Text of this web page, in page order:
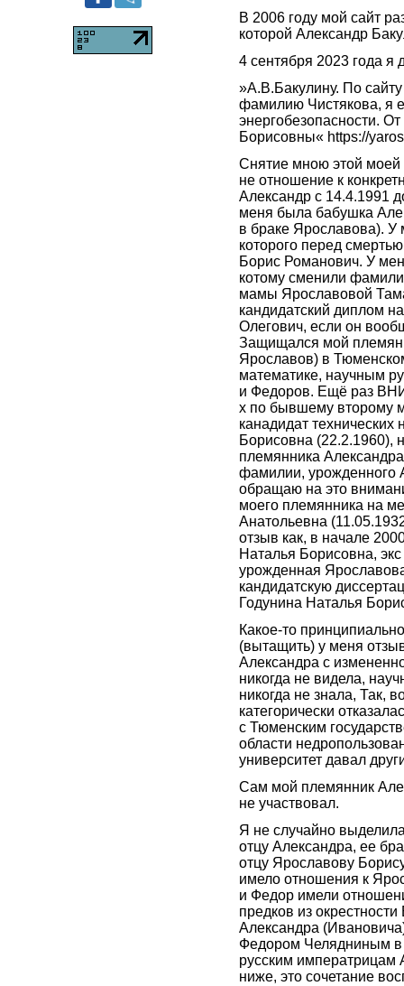
В 2006 году мой сайт
которой Александр
4 сентября 2023 года я
»А.В.Бакулину. По
фамилию Чистякова, я
энергобезопасности.
Борисовны« https://
Снятие мною этой моей
не отношение к
Александр с 14.4.1991
меня была бабушка
в браке Ярославова). У
которого перед
Борис Романович. У
котому сменили
мамы Ярославовой
кандидатский диплом
Олегович, если он
Защищался мой
Ярославов) в
математике, научным
и Федоров. Ещё раз
х по бывшему второму
канадидат
Борисовна (22.2.1960),
племянника
фамилии, урожденного
обращаю на это
моего племянника на
Анатольевна
отзыв как, в начале
Наталья Борисовна,
урожденная
кандидатскую
Годунина Наталья
Какое-то
(вытащить) у меня
Александра с
никогда не видела,
никогда не знала, Так,
категорически
с Тюменским
области
университет давал
Сам мой племянник
не участвовал.
Я не случайно
отцу Александра, ее
отцу Ярославову
имело отношения к
и Федор имели
предков из
Александра
Федором Челядниным в
русским императрицам
ниже, это сочетание